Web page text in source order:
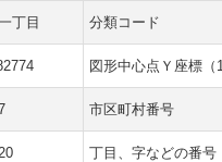
丁目 分類コード
図形中心点Ｙ座標（
市区町村番号
丁目、字などの番号